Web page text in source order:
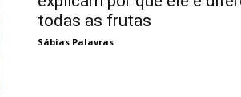
todas as frutas
Sábias Palavras